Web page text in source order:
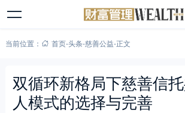
当前位置： 首页-头条-慈善公益-正文
双循环新格局下慈善信
人模式的选择与完善